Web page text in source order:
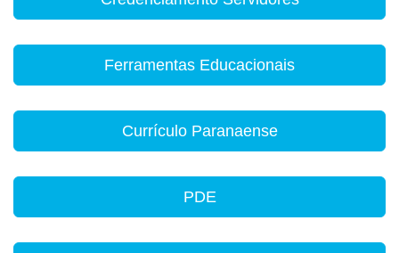
Ferramentas Educacionais
Currículo Paranaense
PDE